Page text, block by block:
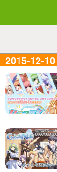
2015-12-10